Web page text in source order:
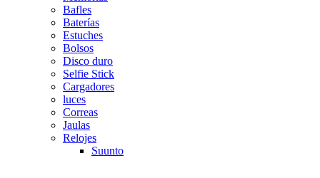
Bafles
Baterías
Estuches
Bolsos
Disco duro
Selfie Stick
Cargadores
luces
Correas
Jaulas
Relojes
Suunto